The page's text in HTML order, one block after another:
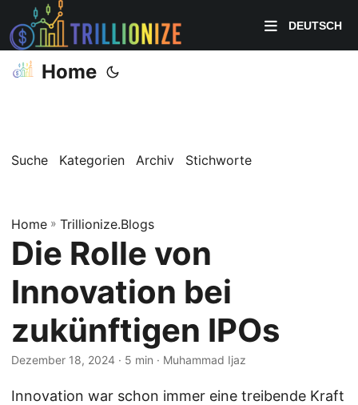
DEUTSCH
Home
Suche Kategorien Archiv Stichworte
Home » Trillionize.Blogs
Die Rolle von
Innovation bei
zukünftigen IPOs
Dezember 18, 2024 · 5 min · Muhammad Ijaz
Innovation war schon immer eine treibende Kraft